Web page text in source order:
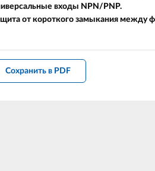
входы NPN/PNP.
от короткого замыкания между
Сохранить в PDF